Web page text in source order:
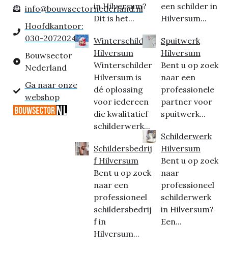
info@bouwsectornederland.nl
Hoofdkantoor:
030-2072024
Bouwsector
Nederland
Ga naar onze
webshop
in Hilversum?
Dit is het...
Winterschilder
Hilversum
Winterschilder
Hilversum is
dé oplossing
voor iedereen
die kwalitatief
schilderwerk...
Schildersbedrij
f Hilversum
Bent u op zoek
naar een
professioneel
schildersbedrij
f in
Hilversum...
een schilder in
Hilversum...
Spuitwerk
Hilversum
Bent u op zoek
naar een
professionele
partner voor
spuitwerk...
Schilderwerk
Hilversum
Bent u op zoek
naar
professioneel
schilderwerk
in Hilversum?
Een...